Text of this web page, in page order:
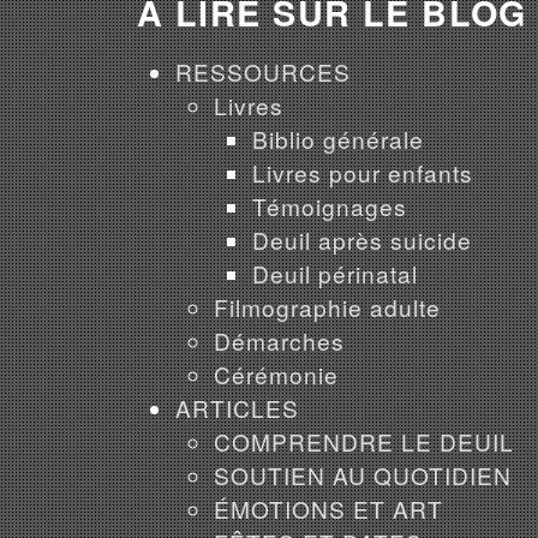
À LIRE SUR LE BLOG
RESSOURCES
Livres
Biblio générale
Livres pour enfants
Témoignages
Deuil après suicide
Deuil périnatal
Filmographie adulte
Démarches
Cérémonie
ARTICLES
COMPRENDRE LE DEUIL
SOUTIEN AU QUOTIDIEN
ÉMOTIONS ET ART